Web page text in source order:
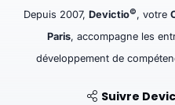
Depuis 2007, Devictio©, votre
Paris, accompagne les
développement de
Suivre